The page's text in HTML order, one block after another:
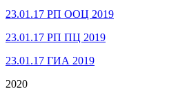
23.01.17 РП ООЦ 2019
23.01.17 РП ПЦ 2019
23.01.17 ГИА 2019
2020